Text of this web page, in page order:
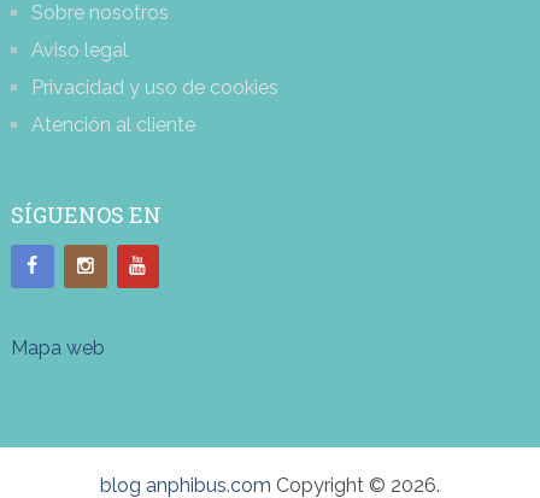
Sobre nosotros
Aviso legal
Privacidad y uso de cookies
Atención al cliente
SÍGUENOS EN
Mapa web
blog anphibus.com Copyright © 2026.